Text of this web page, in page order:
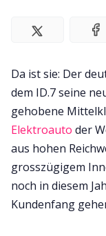
Da ist sie: Der
dem ID.7 seine
gehobene
Elektroauto der
aus hohen
grosszügigem
noch in diesem
Kundenfang